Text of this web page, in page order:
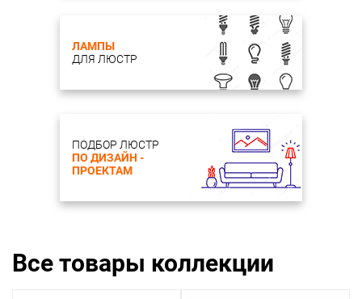
Цвет, отделка: стекло прозрачного цвета, хром
Материал и цвет плафона: прозрачное стекло
ЛАМПЫ
ДЛЯ ЛЮСТР
ПОДБОР ЛЮСТР
ПО ДИЗАЙН -
ПРОЕКТАМ
Все товары коллекции